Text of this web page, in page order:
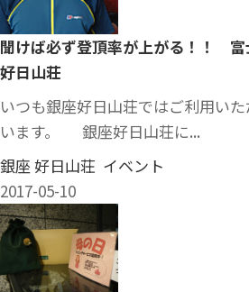
聞けば必ず登頂率が上がる！！ 富
好日山荘
いつも銀座好日山荘ではご利用い
います。 銀座好日山荘に...
銀座 好日山荘 イベント
2017-05-10